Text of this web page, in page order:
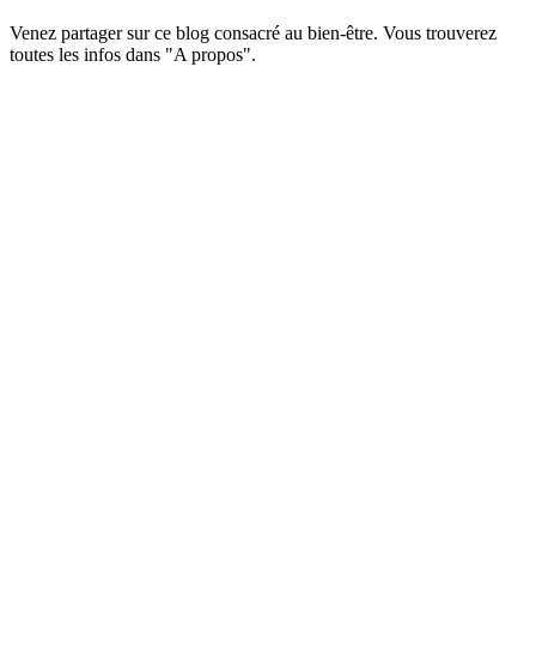
Venez partager sur ce blog consacré au bien-être. Vous trouverez
toutes les infos dans "A propos".